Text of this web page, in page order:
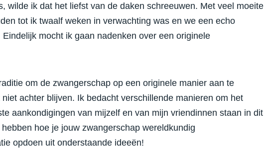
wilde ik dat het liefst van de daken schreeuwen. Met veel moeite
tot ik twaalf weken in verwachting was en we een echo
mocht ik gaan nadenken over een originele
om de zwangerschap op een originele manier aan te
achter blijven. Ik bedacht verschillende manieren om het
aankondigingen van mijzelf en van mijn vriendinnen staan in dit
hoe je jouw zwangerschap wereldkundig
opdoen uit onderstaande ideeën!